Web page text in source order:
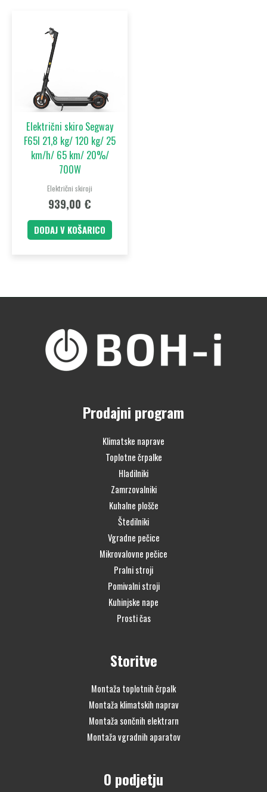
Električni skiro Segway
F65I 21,8 kg/ 120 kg/ 25
km/h/ 65 km/ 20%/
700W
Električni skiroji
939,00 €
DODAJ V KOŠARICO
Prodajni program
Klimatske naprave
Toplotne črpalke
Hladilniki
Zamrzovalniki
Kuhalne plošče
Štedilniki
Vgradne pečice
Mikrovalovne pečice
Pralni stroji
Pomivalni stroji
Kuhinjske nape
Prosti čas
Storitve
Montaža toplotnih črpalk
Montaža klimatskih naprav
Montaža sončnih elektrarn
Montaža vgradnih aparatov
O podjetju